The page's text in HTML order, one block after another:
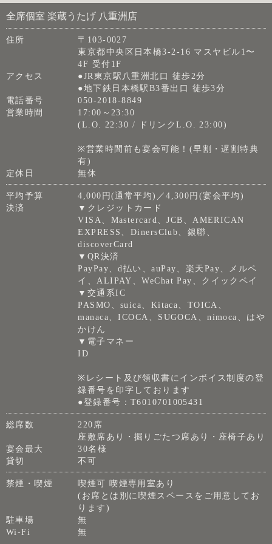
全席個室 楽蔵うたげ 八重洲店
住所
〒103-0027
東京都中央区日本橋3-2-16 マスヤビル1〜
4F 受付1F
アクセス
●JR東京駅八重洲北口 徒歩2分
●地下鉄日本橋駅B3番出口 徒歩3分
電話番号
050-2018-8849
営業時間
17:00～23:30
(L.O. 22:30 / ドリンクL.O. 23:00)
※営業時間前も宴会可能！(早割・遅割特典
有)
定休日
無休
平均予算
4,000円(通常平均)／4,300円(宴会平均)
決済
▼クレジットカード
VISA、Mastercard、JCB、AMERICAN
EXPRESS、DinersClub、銀聯、
discoverCard
▼QR決済
PayPay、d払い、auPay、楽天Pay、メルペ
イ、ALIPAY、WeChat Pay、クイックペイ
▼交通系IC
PASMO、suica、Kitaca、TOICA、
manaca、ICOCA、SUGOCA、nimoca、はや
かけん
▼電子マネー
ID
※レシート及び領収書にインボイス制度の登
録番号を印字しております
●登録番号：T6010701005431
総席数
220席
座敷席あり・掘りごたつ席あり・座椅子あり
宴会最大
30名様
貸切
不可
禁煙・喫煙
喫煙可 喫煙専用室あり
(お席とは別に喫煙スペースをご用意してお
ります)
駐車場
無
Wi-Fi
無